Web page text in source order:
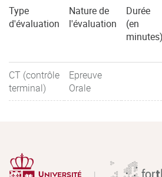
Type
d'évaluation
Nature de
l'évaluation
Durée
(en
minutes)
CT (contrôle
terminal)
Epreuve
Orale